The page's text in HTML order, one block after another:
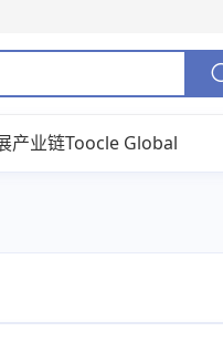
产业链Toocle Global